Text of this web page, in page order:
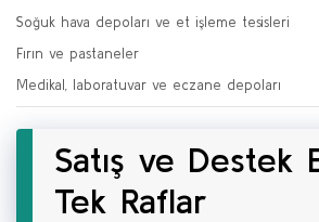
Soğuk hava depoları ve et işleme tesisleri
Fırın ve pastaneler
Medikal, laboratuvar ve eczane depoları
Satış ve Destek
Tek Raflar